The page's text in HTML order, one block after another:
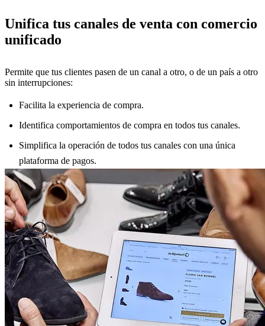
Unifica tus canales de venta con comercio
unificado
Permite que tus clientes pasen de un canal a otro, o de un país a otro
sin interrupciones:
Facilita la experiencia de compra.
Identifica comportamientos de compra en todos tus canales.
Simplifica la operación de todos tus canales con una única
plataforma de pagos.